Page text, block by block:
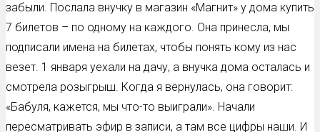
забыли. Послала внучку в магазин «Магнит» у дома купить
7 билетов – по одному на каждого. Она принесла, мы
подписали имена на билетах, чтобы понять кому из нас
везет. 1 января уехали на дачу, а внучка дома осталась и
смотрела розыгрыш. Когда я вернулась, она говорит:
«Бабуля, кажется, мы что-то выиграли». Начали
пересматривать эфир в записи, а там все цифры наши. И